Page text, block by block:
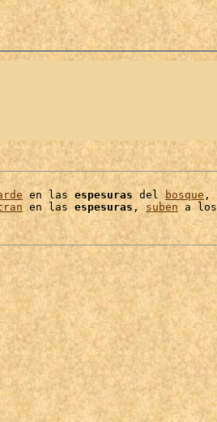
en las espesuras del bosque ,
en las espesuras , suben a los